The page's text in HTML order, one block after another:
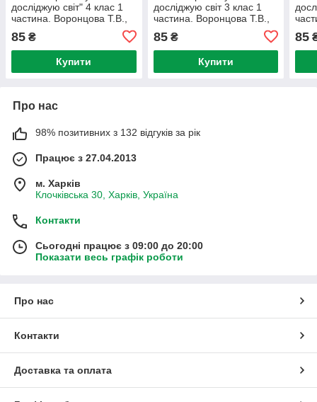
досліджую світ" 4 клас 1
частина. Воронцова Т.В.,
85 ₴
Купити
досліджую світ 3 клас 1
частина. Воронцова Т.В.,
Пономаренко В.С., Хомич
О.Л. та ін.
85₴
Купити
85
Про нас
98% позитивних з 132 відгуків за рік
Працює з 27.04.2013
м. Харків
Клочківська 30, Харків, Україна
Контакти
Сьогодні працює з 09:00 до 20:00
Показати весь графік роботи
Про нас
Контакти
Доставка та оплата